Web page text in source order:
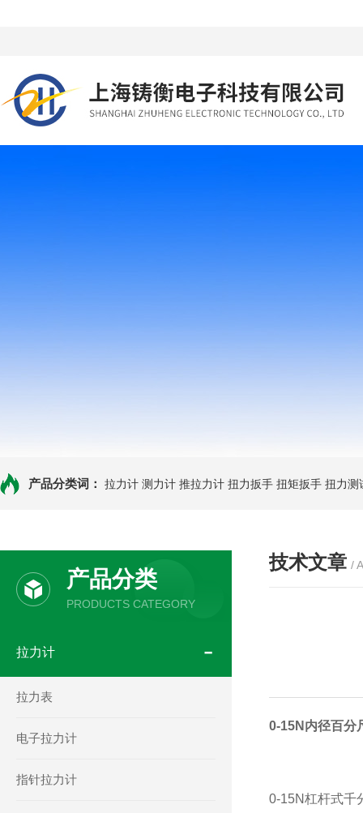
产品分类词： 拉力计 测力计 推拉力计 扭力扳手 扭矩扳手 扭力测
产品分类
PRODUCTS CATEGORY
拉力计
拉力表
电子拉力计
指针拉力计
技术文章 /
0-15N内径百分
0-15N杠杆式千